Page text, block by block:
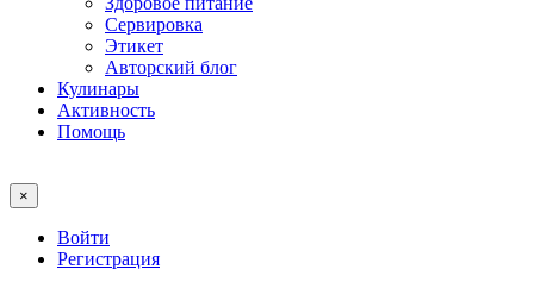
Сервировка
Этикет
Авторский блог
Кулинары
Активность
Помощь
×
Войти
Регистрация